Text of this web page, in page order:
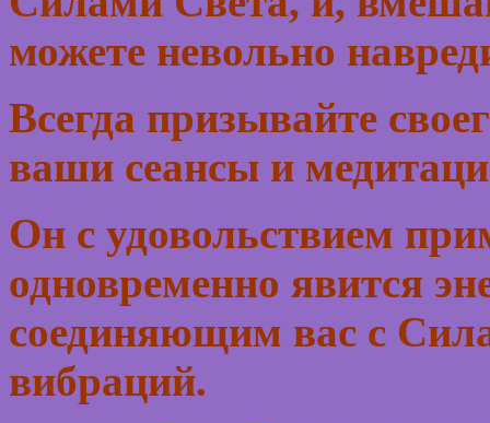
можете невольно
Всегда призывайте
ваши сеансы и
Он с удовольствием
одновременно явится
соединяющим вас с
вибраций.